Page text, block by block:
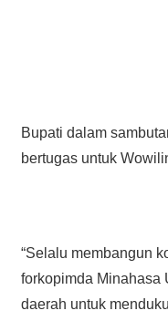
Bupati dalam
bertugas untuk
“Selalu membangun
forkopimda Minahasa
daerah untuk